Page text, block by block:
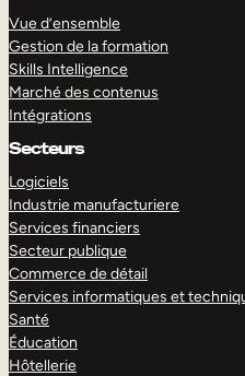
Vue d’ensemble
Gestion de la formation
Skills Intelligence
Marché des contenus
Intégrations
Secteurs
Logiciels
Industrie manufacturiere
Services financiers
Secteur publique
Commerce de détail
Services informatiques et
Santé
Éducation
Hôtellerie